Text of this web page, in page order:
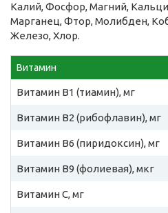
Калий, Фосфор, Магний,
Марганец, Фтор, Молибден,
Железо, Хлор.
Витамин
Витамин B1 (тиамин), мг
Витамин B2 (рибофлавин), мг
Витамин B6 (пиридоксин), мг
Витамин B9 (фолиевая), мкг
Витамин C, мг